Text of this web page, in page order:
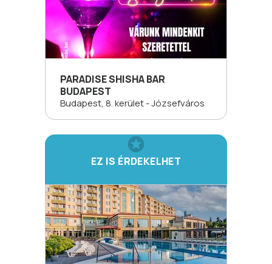
PARADISE SHISHA BAR
BUDAPEST
Budapest, 8. kerület - Józsefváros
EZ IS ÉRDEKELHET